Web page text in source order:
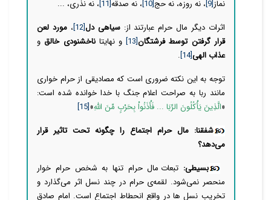
نماز[9] ، نه روزه، نه حج[10] ، نه صدقه[11]
، نه نذری، ...
اثرات دیگر مال حرام عبارتند از: سیاهی دل[12] ،مورد لعن
قرار گرفتن توسط فرشتگان[13] و نهایتاناخشنودی خالق و
عذاب الهی[14]
.
توجه به این نکته ضروری است که مصادیقی از حرام خواری
مانند ربا به صراحت اعلام جنگ با خدا خوانده شده است:
«الَّذِینَ یَأْکُلُونَ الرِّبَا ... فَأْذَنُواْ بِحَرْبٍ مِّنَ اللَّهِ»
[15]
شفقنا: مال حرام اجتماع را چگونه تحت تاثیر قرار
می‌دهد؟
بسیطی: تبعات مال حرام تنها به شخص حرام خوار
منحصر نمی‌شود. لقمه‌ی حرام در چند نسل اثر می‌گذارد و
تخریب نسل ها در واقع انحطاط اجتماع است. امام صادق